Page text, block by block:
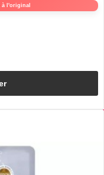
à l'original